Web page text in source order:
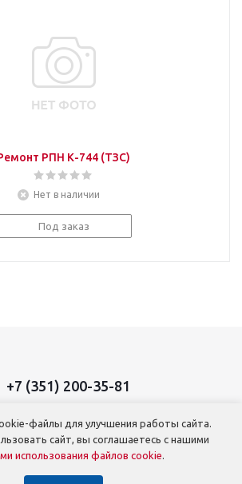
РПН К-744 (ТЗС)
Нет в наличии
Под заказ
+7 (351) 200-35-81
ООО ТД «Тракторосервис»
Троицкий тракт, д. 39
Телефон: +7 (351) 200-35-81
файлы для улучшения работы сайта.
сайт, вы соглашаетесь с нашими
использования файлов cookie.